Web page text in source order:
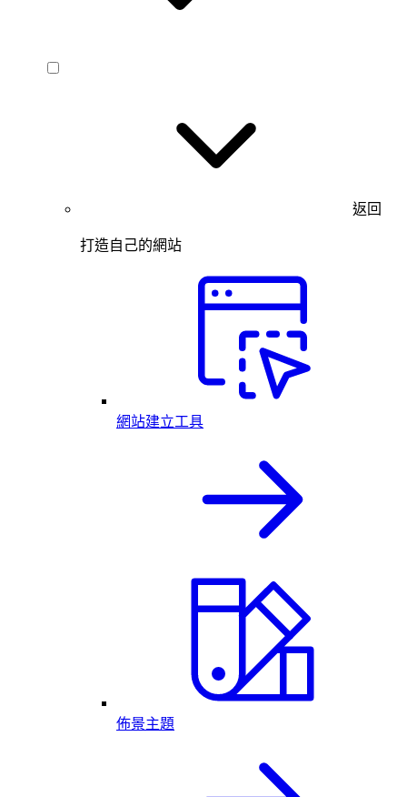
返回
打造自己的網站
網站建立工具
佈景主題